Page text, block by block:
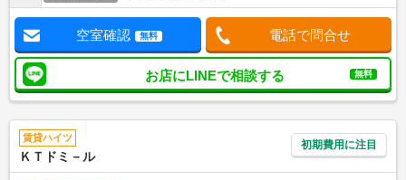
空室確認 無料 電話で問合せ
お店にLINEで相談する 無料
賃貸ハイツ
ＫＴドミ－ル
初期費用に注目